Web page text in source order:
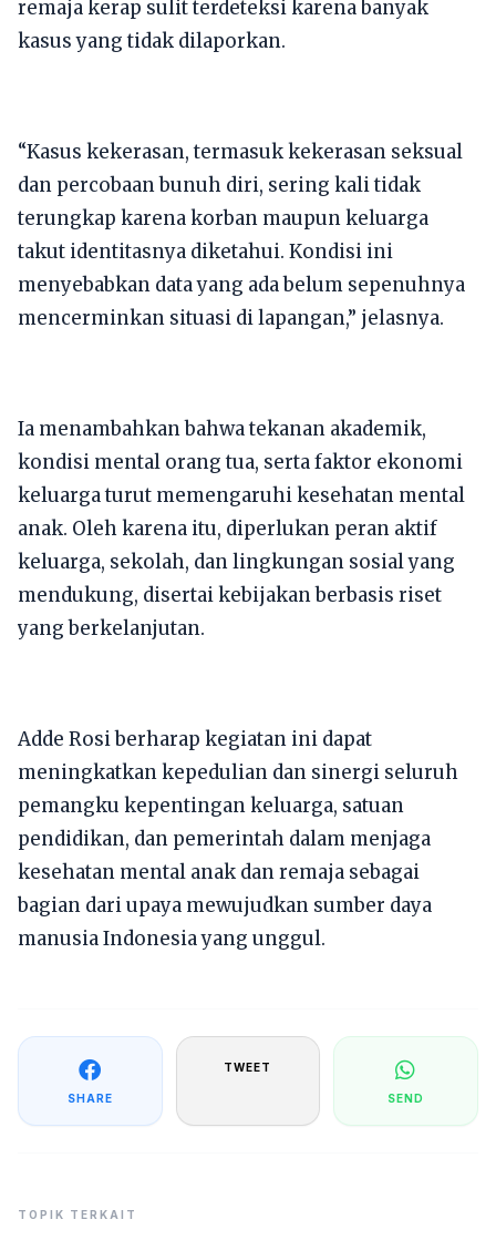
remaja kerap sulit terdeteksi karena banyak
kasus yang tidak dilaporkan.
“Kasus kekerasan, termasuk kekerasan seksual
dan percobaan bunuh diri, sering kali tidak
terungkap karena korban maupun keluarga
takut identitasnya diketahui. Kondisi ini
menyebabkan data yang ada belum sepenuhnya
mencerminkan situasi di lapangan,” jelasnya.
Ia menambahkan bahwa tekanan akademik,
kondisi mental orang tua, serta faktor ekonomi
keluarga turut memengaruhi kesehatan mental
anak. Oleh karena itu, diperlukan peran aktif
keluarga, sekolah, dan lingkungan sosial yang
mendukung, disertai kebijakan berbasis riset
yang berkelanjutan.
Adde Rosi berharap kegiatan ini dapat
meningkatkan kepedulian dan sinergi seluruh
pemangku kepentingan keluarga, satuan
pendidikan, dan pemerintah dalam menjaga
kesehatan mental anak dan remaja sebagai
bagian dari upaya mewujudkan sumber daya
manusia Indonesia yang unggul.
SHARE
TWEET
SEND
TOPIK TERKAIT